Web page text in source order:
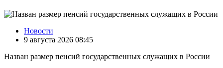
Новости
9 августа 2026 08:45
Назван размер пенсий государственных служащих в России